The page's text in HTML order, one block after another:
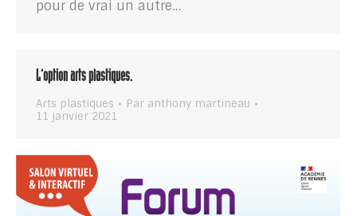
pour de vrai un autre…
L’option arts plastiques.
Arts plastiques Par anthony martineau
11 janvier 2021